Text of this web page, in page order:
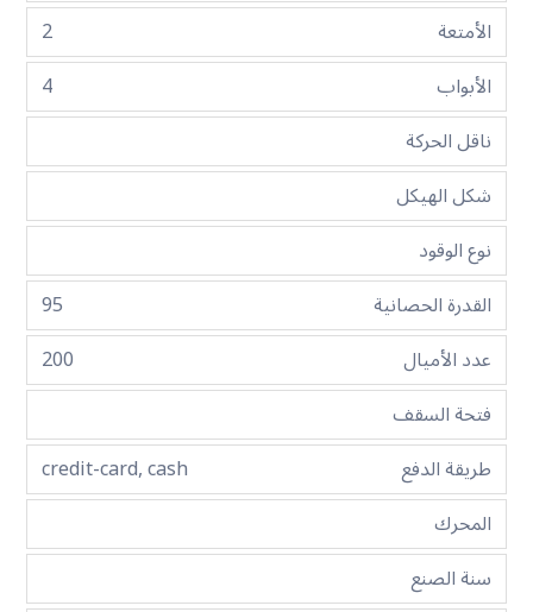
الأمتعة
2
الأبواب
4
ناقل الحركة
شكل الهيكل
نوع الوقود
القدرة الحصانية
95
عدد الأميال
200
فتحة السقف
طريقة الدفع
credit-card, cash
المحرك
سنة الصنع